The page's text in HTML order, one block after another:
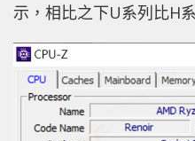
示，相比之下U系列比H